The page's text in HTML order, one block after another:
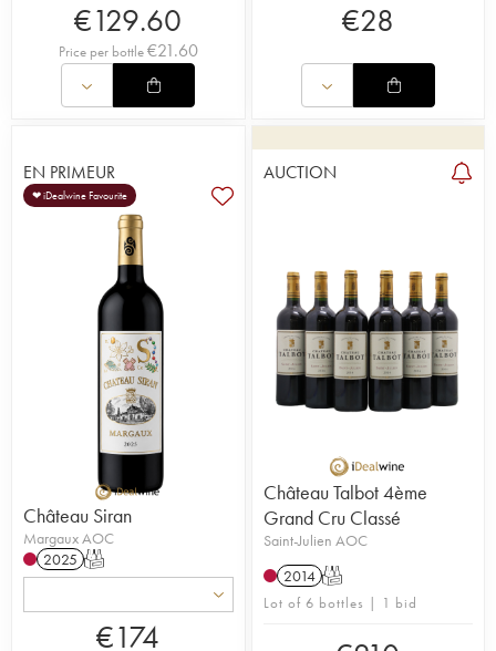
€129.60
Price per bottle€21.60
€28
EN PRIMEUR
❤ iDealwine Favourite
Château Siran
Margaux AOC
2025 T
€174
AUCTION
Château Talbot 4ème
Grand Cru Classé
Saint-Julien AOC
2014 T
Lot of 6 bottles | 1 bid